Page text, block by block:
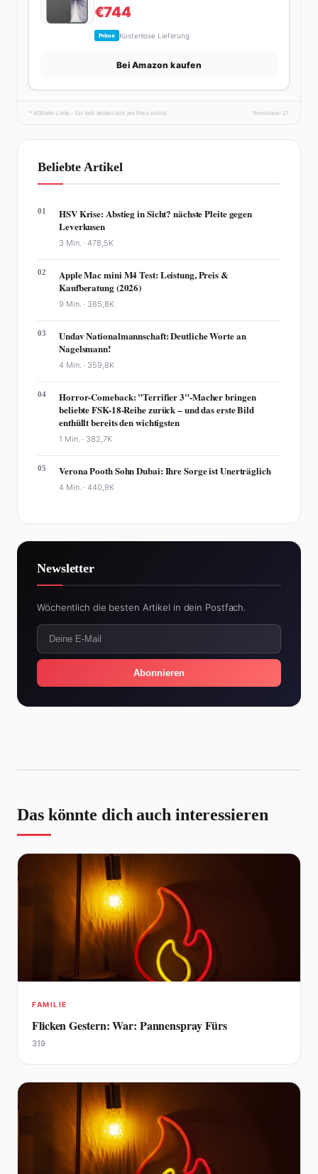
€744
Prime Kostenlose Lieferung
Bei Amazon kaufen
* Affiliate-Links – für dich ändert sich am Preis nichts. fhmonline-21
Beliebte Artikel
01
HSV Krise: Abstieg in Sicht? nächste Pleite gegen
Leverkusen
3 Min. ·478,5K
02
Apple Mac mini M4 Test: Leistung, Preis &
Kaufberatung (2026)
9 Min. · 385,8K
03
Undav Nationalmannschaft: Deutliche Worte an
Nagelsmann!
4 Min. · 359,8K
04
Horror-Comeback: "Terrifier 3"-Macher bringen
beliebte FSK-18-Reihe zurück – und das erste Bild
enthüllt bereits den wichtigsten
1 Min. · 382,7K
05 Verona Pooth Sohn Dubai: Ihre Sorge ist Unerträglich
4 Min. ·440,9K
Newsletter
Wöchentlich die besten Artikel in dein Postfach.
Abonnieren
Das könnte dich auch interessieren
FAMILIE
Flicken Gestern: War: Pannenspray Fürs
319